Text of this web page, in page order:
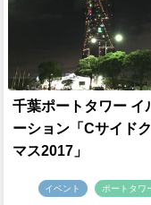
千葉ポートタワー イ
ーション「Cサイド
マス2017」
イベント ポートタワ